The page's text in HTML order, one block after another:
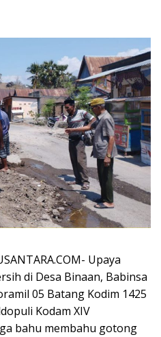
Upaya
di Desa Binaan, Babinsa
05 Batang Kodim 1425
Kodam XIV
bahu membahu gotong